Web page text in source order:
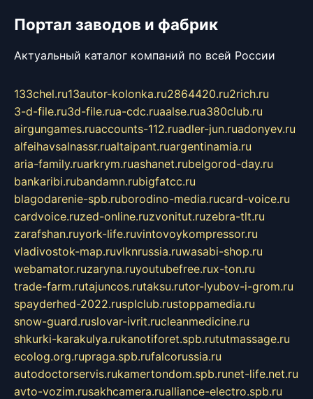
Портал заводов и фабрик
Актуальный каталог компаний по всей России
133chel.ru13autor-kolonka.ru2864420.ru2rich.ru
3-d-file.ru3d-file.rua-cdc.ruaalse.rua380club.ru
airgungames.ruaccounts-112.ruadler-jun.ruadonyev.ru
alfeihavsalnassr.rualtaipant.ruargentinamia.ru
aria-family.ruarkrym.ruashanet.rubelgorod-day.ru
bankaribi.rubandamn.rubigfatcc.ru
blagodarenie-spb.ruborodino-media.rucard-voice.ru
cardvoice.ruzed-online.ruzvonitut.ruzebra-tlt.ru
zarafshan.ruyork-life.ruvintovoykompressor.ru
vladivostok-map.ruvlknrussia.ruwasabi-shop.ru
webamator.ruzaryna.ruyoutubefree.rux-ton.ru
trade-farm.rutajuncos.rutaksu.rutor-lyubov-i-grom.ru
spayderhed-2022.rusplclub.rustoppamedia.ru
snow-guard.ruslovar-ivrit.rucleanmedicine.ru
shkurki-karakulya.rukanotiforet.spb.rututmassage.ru
ecolog.org.rupraga.spb.rufalcorussia.ru
autodoctorservis.rukamertondom.spb.runet-life.net.ru
avto-vozim.rusakhcamera.rualliance-electro.spb.ru